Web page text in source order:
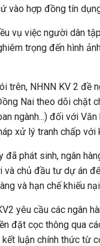
vào hợp đồng tín
vụ việc người dân
trọng đến hình
trên, NHNN KV 2 đề
Nai theo dõi chặt
ngành...) đối với
xử lý tranh chấp với
đã phát sinh, ngân
và chủ đầu tư dự án
và hạn chế khiếu
yêu cầu các ngân
đặt cọc thông qua
luận chính thức từ